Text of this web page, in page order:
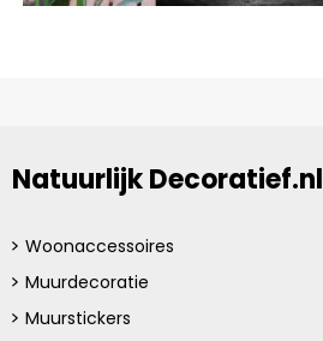
Natuurlijk Decoratief.nl
Woonaccessoires
Muurdecoratie
Muurstickers